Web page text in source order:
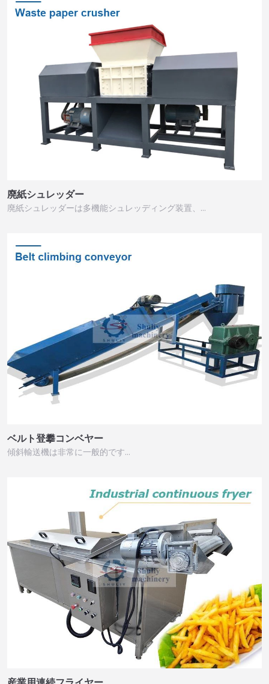
廃紙シュレッダー
廃紙シュレッダーは多機能シュレッディング装置、…
ベルト登攀コンベヤー
傾斜輸送機は非常に一般的です…